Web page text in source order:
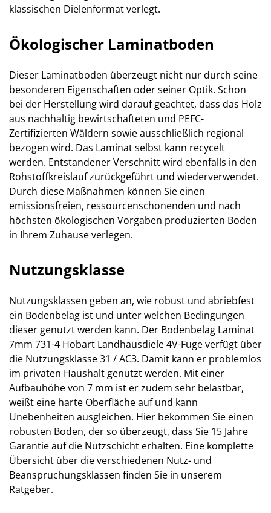
klassischen Dielenformat verlegt.
Ökologischer Laminatboden
Dieser Laminatboden überzeugt nicht nur durch seine
besonderen Eigenschaften oder seiner Optik. Schon
bei der Herstellung wird darauf geachtet, dass das Holz
aus nachhaltig bewirtschafteten und PEFC-
Zertifizierten Wäldern sowie ausschließlich regional
bezogen wird. Das Laminat selbst kann recycelt
werden. Entstandener Verschnitt wird ebenfalls in den
Rohstoffkreislauf zurückgeführt und wiederverwendet.
Durch diese Maßnahmen können Sie einen
emissionsfreien, ressourcenschonenden und nach
höchsten ökologischen Vorgaben produzierten Boden
in Ihrem Zuhause verlegen.
Nutzungsklasse
Nutzungsklassen geben an, wie robust und abriebfest
ein Bodenbelag ist und unter welchen Bedingungen
dieser genutzt werden kann. Der Bodenbelag Laminat
7mm 731-4 Hobart Landhausdiele 4V-Fuge verfügt über
die Nutzungsklasse 31 / AC3. Damit kann er problemlos
im privaten Haushalt genutzt werden. Mit einer
Aufbauhöhe von 7 mm ist er zudem sehr belastbar,
weißt eine harte Oberfläche auf und kann
Unebenheiten ausgleichen. Hier bekommen Sie einen
robusten Boden, der so überzeugt, dass Sie 15 Jahre
Garantie auf die Nutzschicht erhalten. Eine komplette
Übersicht über die verschiedenen Nutz- und
Beanspruchungsklassen finden Sie in unserem
Ratgeber.